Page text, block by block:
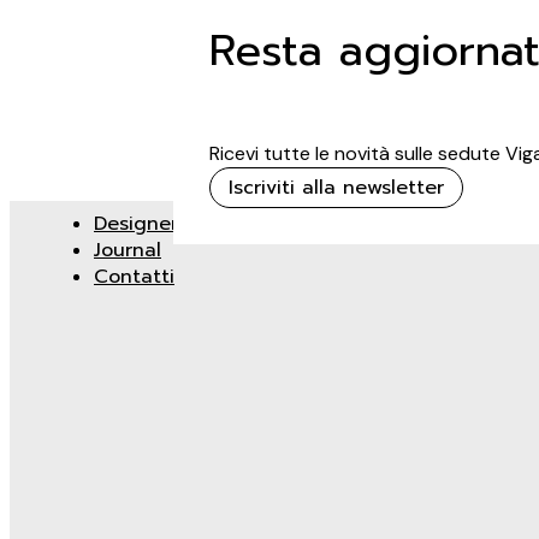
Resta
Ricevi tutte le novità sulle sedute
Iscriviti alla newsletter
Designer
Journal
Contatti